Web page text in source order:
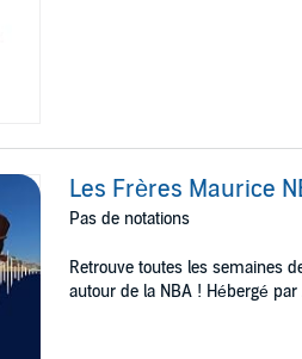
Les Frères Maurice
Pas de notations
Retrouve toutes les semaines
autour de la NBA ! Hébergé